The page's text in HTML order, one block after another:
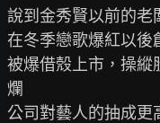
說到金秀賢以前的老
在冬季戀歌爆紅以後
被爆借殼上市，操縱
爛
公司對藝人的抽成更